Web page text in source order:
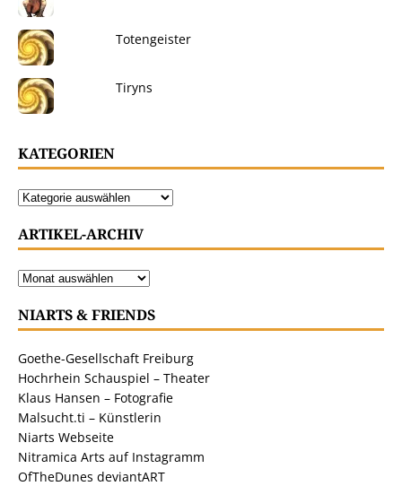
Totengeister
Tiryns
KATEGORIEN
ARTIKEL-ARCHIV
NIARTS & FRIENDS
Goethe-Gesellschaft Freiburg
Hochrhein Schauspiel – Theater
Klaus Hansen – Fotografie
Malsucht.ti – Künstlerin
Niarts Webseite
Nitramica Arts auf Instagramm
OfTheDunes deviantART